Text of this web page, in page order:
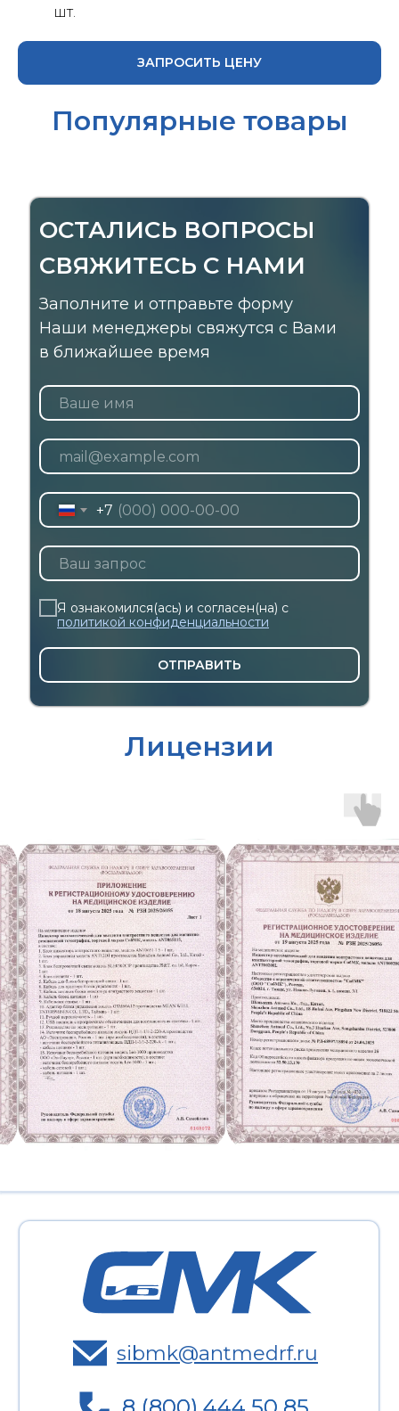
шт.
ЗАПРОСИТЬ ЦЕНУ
Популярные товары
ОСТАЛИСЬ ВОПРОСЫ
СВЯЖИТЕСЬ С НАМИ
Заполните и отправьте форму
Наши менеджеры свяжутся с Вами
в ближайшее время
+7
Я ознакомился(ась) и согласен(на) с
политикой конфиденциальности
ОТПРАВИТЬ
Лицензии
ООО «СибМК» официальный
дистрибьютор «Шэньжень Антмед Ко.,
Лтд.»
Юридический адрес: 634024, Томская
пом. 3/1.
ЗАКАЗАТЬ ЗВОНОК
sibmk@antmedrf.ru
8 (800) 444 50 85